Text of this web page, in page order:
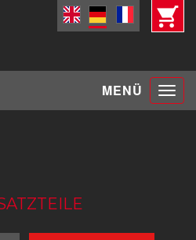
MENÜ Toggle